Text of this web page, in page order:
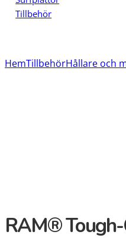
Tillbehör
HemTillbehörHållare och
RAM®